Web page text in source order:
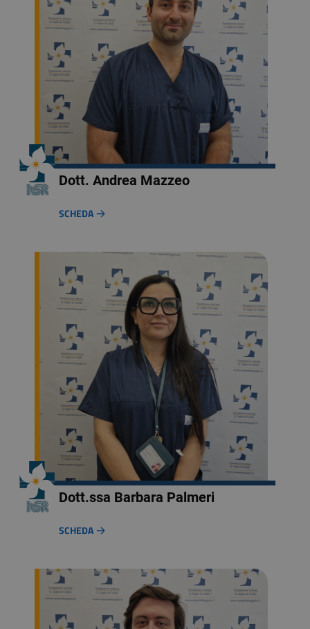
Dott. Andrea Mazzeo
SCHEDA
Dott.ssa Barbara Palmeri
SCHEDA